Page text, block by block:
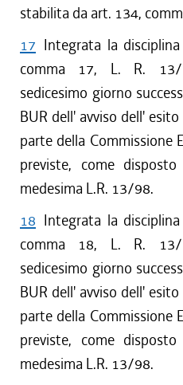
stabilita da art. 134,
17 Integrata la
comma 17, L. R.
sedicesimo giorno
BUR dell' avviso dell'
parte della Commissione
previste, come
medesima L.R. 13/98.
18 Integrata la
comma 18, L. R.
sedicesimo giorno
BUR dell' avviso dell'
parte della Commissione
previste, come
medesima L.R. 13/98.